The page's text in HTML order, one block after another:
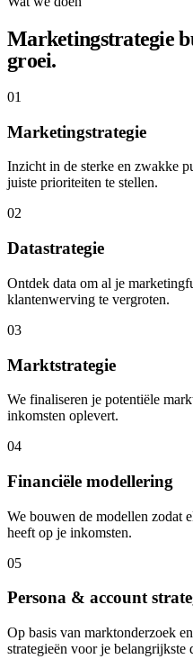
Marketingstrategie
groei.
01
Marketingstrategie
Inzicht in de sterke en zwakke
juiste prioriteiten te stellen.
02
Datastrategie
Ontdek data om al je
klantenwerving te vergroten.
03
Marktstrategie
We finaliseren je potentiële
inkomsten oplevert.
04
Financiële modellering
We bouwen de modellen zodat
heeft op je inkomsten.
05
Persona & account
Op basis van marktonderzoek
strategieën voor je belangrijkste